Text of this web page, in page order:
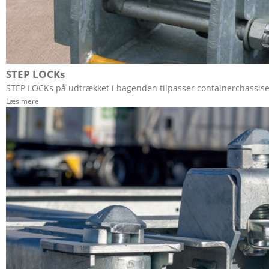
STEP LOCKs
STEP LOCKs på udtrækket i bagenden tilpasser
Læs mere